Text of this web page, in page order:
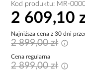
Kod produktu: MR-
2 609,10
Najniższa cena z 30 dni
2 899,00 zł
Cena regularna
2 899,00 zł